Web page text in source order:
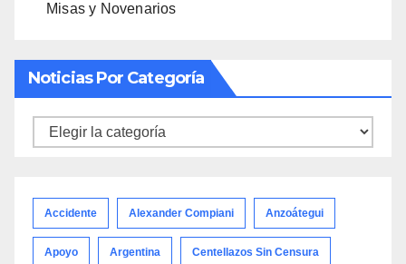
Misas y Novenarios
Noticias Por Categoría
Noticias
Accidente Alexander Compiani Anzoátegui
Apoyo Argentina Centellazos Sin Censura